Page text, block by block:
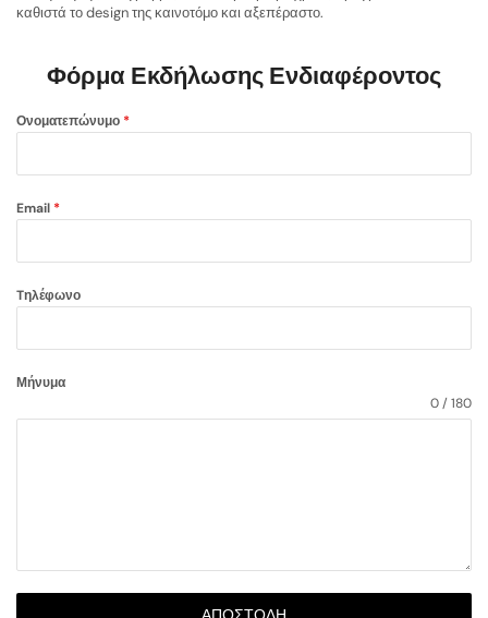
καθιστά το design της καινοτόμο και αξεπέραστο.
Φόρμα Εκδήλωσης Ενδιαφέροντος
Ονοματεπώνυμο *
Email *
Tηλέφωνο
Μήνυμα
0 / 180